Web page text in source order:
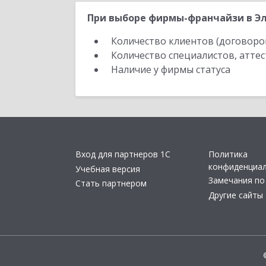
При выборе фирмы-франчайзи в
Количество клиентов
Количество специалистов,
Наличие у фирмы статуса
Вход для партнеров 1С
Учебная версия
Стать партнером
Политика
Замечания по
Другие сайты